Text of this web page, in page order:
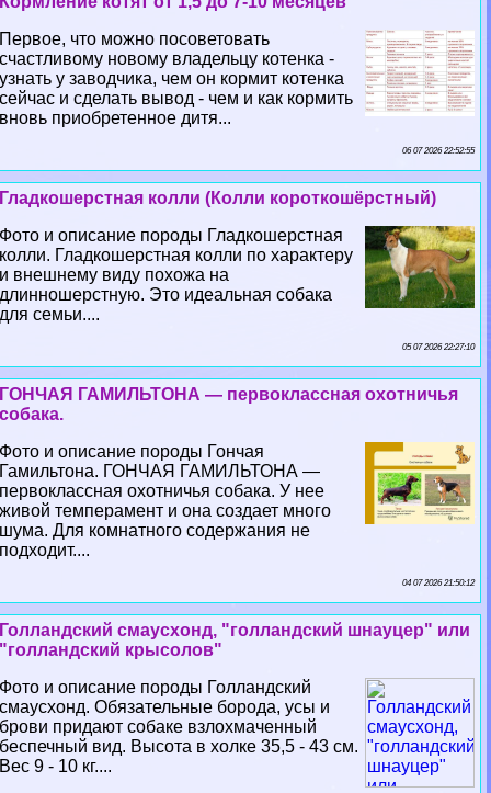
Первое, что можно посоветовать
счастливому новому владельцу котенка -
узнать у заводчика, чем он кормит котенка
сейчас и сделать вывод - чем и как кормить
вновь приобретенное дитя...
06 07 2026 22:52:55
Гладкошерстная колли (Колли короткошёрстный)
Фото и описание породы Гладкошерстная
колли. Гладкошерстная колли по хаpaктеру
и внешнему виду похожа на
длинношерстную. Это идеальная собака
для семьи....
05 07 2026 22:27:10
ГОНЧАЯ ГАМИЛЬТОНА — первоклассная охотничья
собака.
Фото и описание породы Гончая
Гамильтона. ГОНЧАЯ ГАМИЛЬТОНА —
первоклассная охотничья собака. У нее
живой темперамент и она создает много
шума. Для комнатного содержания не
подходит....
04 07 2026 21:50:12
Голландский смаусхонд, "голландский шнауцер" или
"голландский крысолов"
Фото и описание породы Голландский
смаусхонд. Обязательные борода, усы и
брови придают собаке взлохмаченный
беспечный вид. Высота в холке 35,5 - 43 см.
Вес 9 - 10 кг....